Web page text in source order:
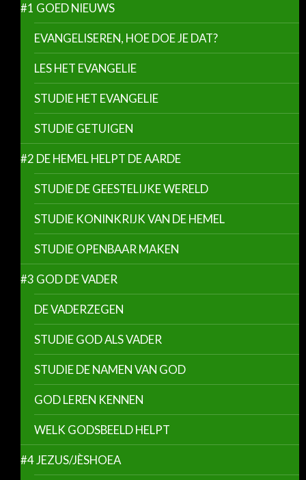
#1 GOED NIEUWS
EVANGELISEREN, HOE DOE JE DAT?
LES HET EVANGELIE
STUDIE HET EVANGELIE
STUDIE GETUIGEN
#2 DE HEMEL HELPT DE AARDE
STUDIE DE GEESTELIJKE WERELD
STUDIE KONINKRIJK VAN DE HEMEL
STUDIE OPENBAAR MAKEN
#3 GOD DE VADER
DE VADERZEGEN
STUDIE GOD ALS VADER
STUDIE DE NAMEN VAN GOD
GOD LEREN KENNEN
WELK GODSBEELD HELPT
#4 JEZUS/JÈSHOEA